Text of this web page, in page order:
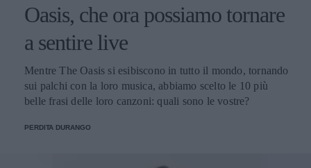
Oasis, che ora possiamo tornare
a sentire live
Mentre The Oasis si esibiscono in tutto il mondo, tornando
sui palchi con la loro musica, abbiamo scelto le 10 più
belle frasi delle loro canzoni: quali sono le vostre?
PERDITA DURANGO